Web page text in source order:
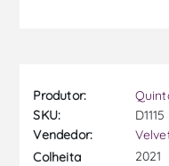
Produtor:
SKU:
D1115
Vendedor:
Colheita
2021